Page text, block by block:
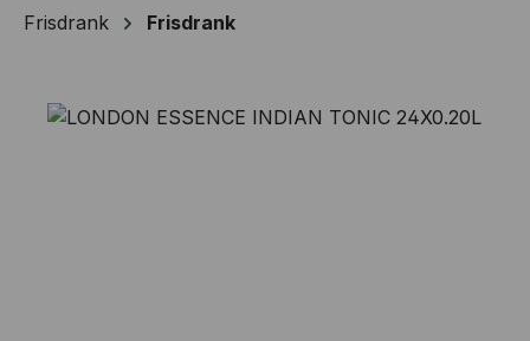
Frisdrank Frisdrank
Afbeeldingengalerij overslaan